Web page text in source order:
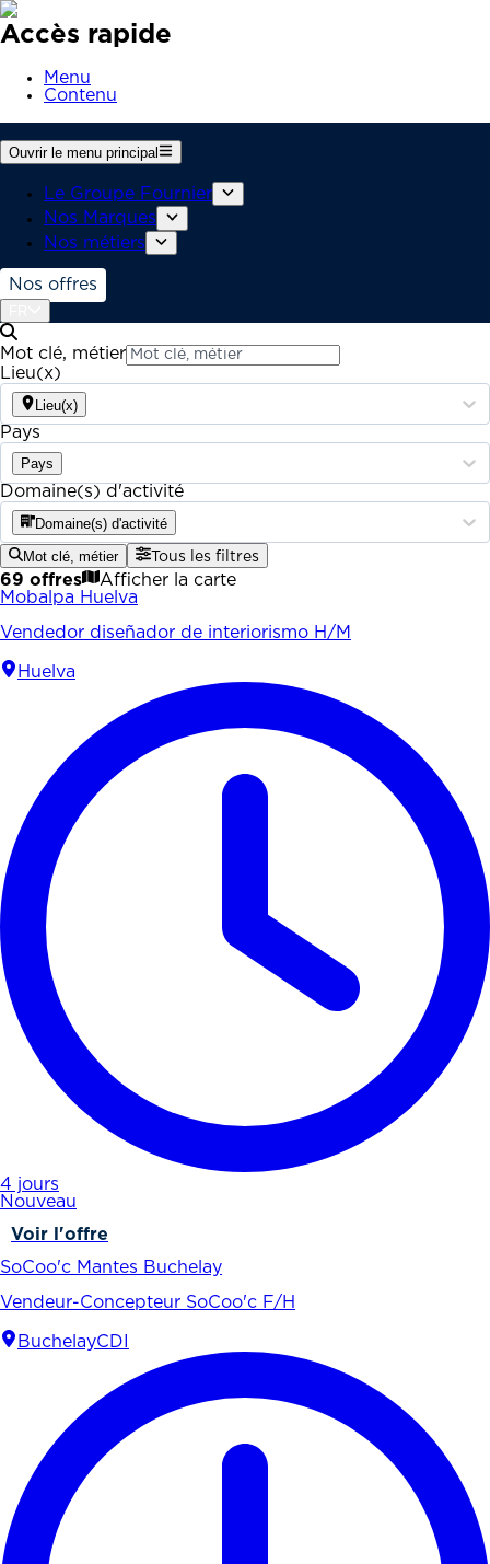
Accès rapide
Menu
Contenu
Ouvrir le menu principal
Le Groupe Fournier
Nos Marques
Nos métiers
Nos offres
Mot clé, métier
Lieu(x)
Lieu(x)
Pays
Pays
Domaine(s) d'activité
Domaine(s) d'activité
Mot clé, métier Tous les filtres
69 offres
Afficher la carte
Mobalpa Huelva
Vendedor diseñador de interiorismo H/M
Huelva
4 jours
Nouveau
Voir l'offre
SoCoo'c Mantes Buchelay
Vendeur-Concepteur SoCoo'c F/H
BuchelayCDI